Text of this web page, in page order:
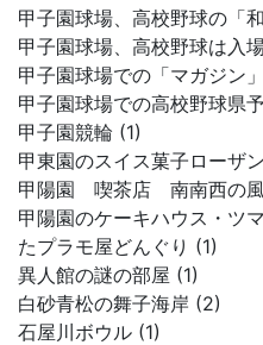
甲子園球場、高校野球の「
甲子園球場、高校野球は入
甲子園球場での「マガジン
甲子園球場での高校野球県
甲子園競輪 (1)
甲東園のスイス菓子ローザ
甲陽園 喫茶店 南南西の
甲陽園のケーキハウス・ツ
たプラモ屋どんぐり (1)
異人館の謎の部屋 (1)
白砂青松の舞子海岸 (2)
石屋川ボウル (1)